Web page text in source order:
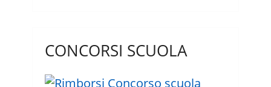
CONCORSI SCUOLA